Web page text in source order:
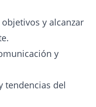
y alcanzar
y
tendencias del